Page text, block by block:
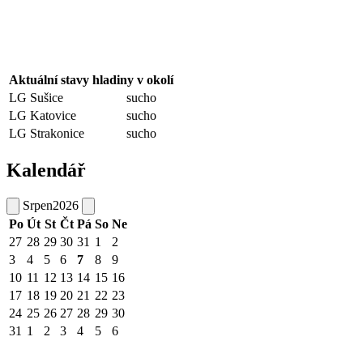
Aktuální stavy hladiny v okolí
LG Sušice
sucho
LG Katovice
sucho
LG Strakonice
sucho
Kalendář
Srpen2026
Po Út St Čt Pá So Ne
27 28 29 30 31 1
2
3
4 5 6 7 8
9
10 11 12 13 14 15 16
17 18 19 20 21 22 23
24 25 26 27 28 29 30
31 1 2 3 4 5 6